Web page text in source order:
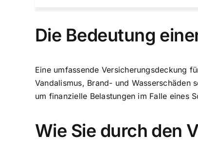
Die Bedeutung
Eine umfassende Versicherungsdeckung
Vandalismus, Brand- und Wasserschäden
um finanzielle Belastungen im Falle eines
Wie Sie durch den